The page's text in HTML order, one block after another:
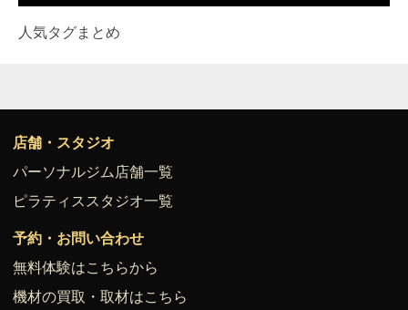
人気タグまとめ
店舗・スタジオ
パーソナルジム店舗一覧
ピラティススタジオ一覧
予約・お問い合わせ
無料体験はこちらから
機材の買取・取材はこちら